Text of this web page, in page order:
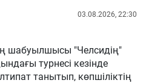
03.08.2026, 22:30
шабуылшысы "Челсидің"
турнесі кезінде
танытып, көпшіліктің